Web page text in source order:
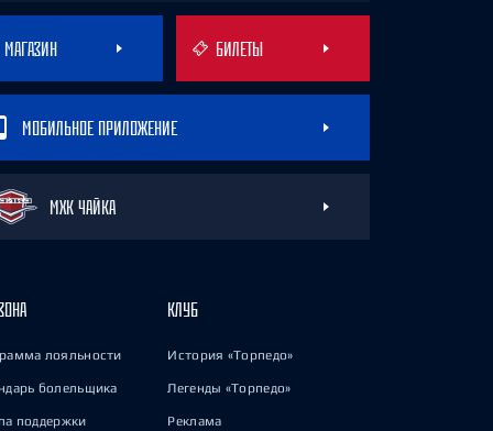
МАГАЗИН БИЛЕТЫ
МОБИЛЬНОЕ ПРИЛОЖЕНИЕ
МХК ЧАЙКА
лояльности
болельщика
поддержки
КЛУБ
История «Торпедо»
Легенды «Торпедо»
Реклама